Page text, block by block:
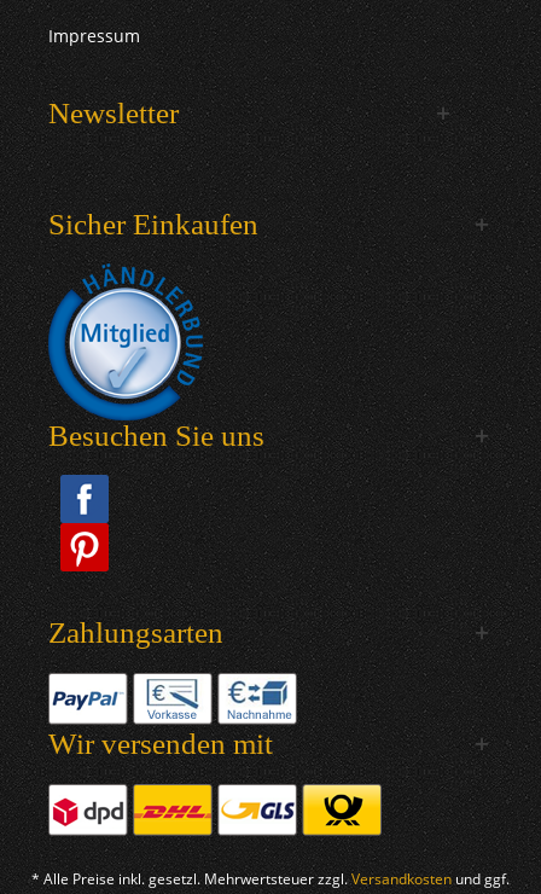
Impressum
Newsletter
Sicher Einkaufen
Besuchen Sie uns
Zahlungsarten
Wir versenden mit
* Alle Preise inkl. gesetzl. Mehrwertsteuer zzgl.Versandkosten und ggf.